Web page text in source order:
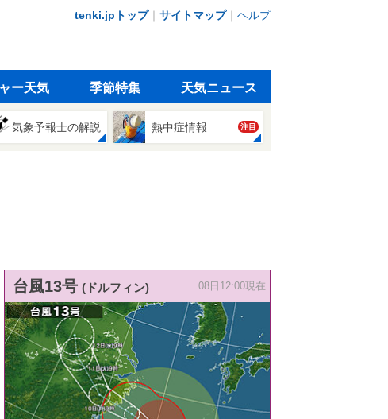
tenki.jpトップ｜ サイトマップ｜ ヘルプ
ー天気 季節特集 天気ニュース
気象予報士の解説 熱中症情報 注目
台風13号 (ドルフィン) 08日12:00現在